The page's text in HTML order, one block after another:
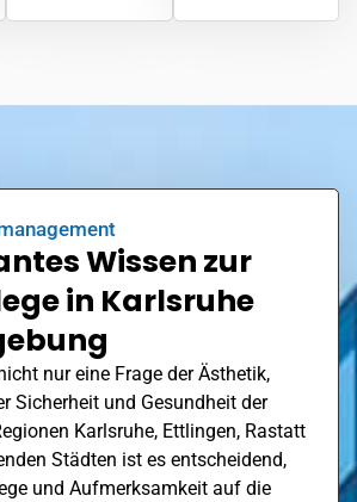
Wissen zur
in Karlsruhe
nur eine Frage der Ästhetik,
Sicherheit und Gesundheit der
Karlsruhe, Ettlingen, Rastatt
Städten ist es entscheidend,
und Aufmerksamkeit auf die